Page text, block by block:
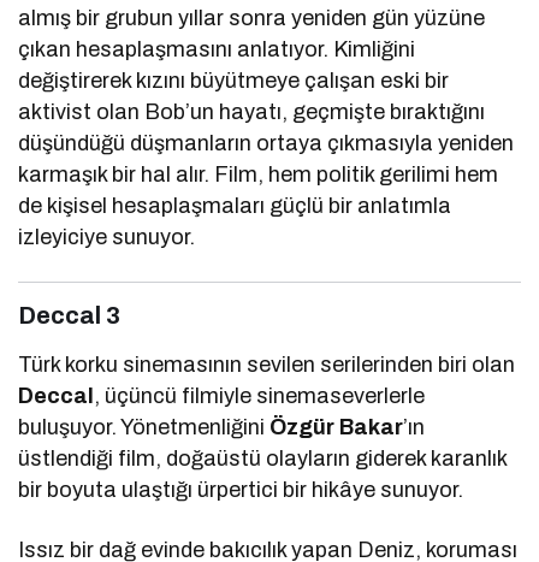
almış bir grubun yıllar sonra yeniden gün yüzüne
çıkan hesaplaşmasını anlatıyor. Kimliğini
değiştirerek kızını büyütmeye çalışan eski bir
aktivist olan Bob’un hayatı, geçmişte bıraktığını
düşündüğü düşmanların ortaya çıkmasıyla yeniden
karmaşık bir hal alır. Film, hem politik gerilimi hem
de kişisel hesaplaşmaları güçlü bir anlatımla
izleyiciye sunuyor.
Deccal 3
Türk korku sinemasının sevilen serilerinden biri olan
Deccal, üçüncü filmiyle sinemaseverlerle
buluşuyor. Yönetmenliğini Özgür Bakar’ın
üstlendiği film, doğaüstü olayların giderek karanlık
bir boyuta ulaştığı ürpertici bir hikâye sunuyor.
Issız bir dağ evinde bakıcılık yapan Deniz, koruması